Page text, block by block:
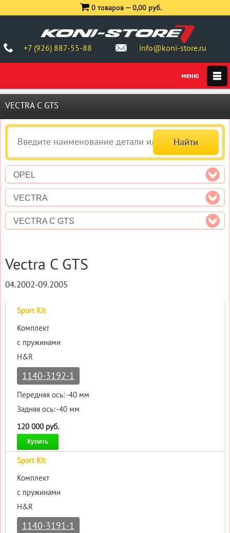
+7 (926) 887-55-88 info@koni-store.ru
0 товаров —0,00 руб.
VECTRA C GTS
OPEL
VECTRA
VECTRA C GTS
Vectra C GTS
04.2002-09.2005
Sport Kit
Комплект
с пружинами
H&R
1140-3192-1
Передняя ось: -40 мм
Задняя ось: -40 мм
120 000 руб.
Купить
Sport Kit
Комплект
с пружинами
H&R
1140-3191-1